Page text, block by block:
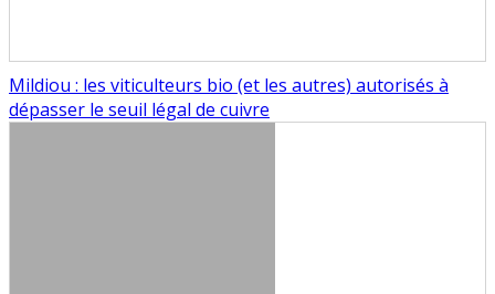
Mildiou : les viticulteurs bio (et les autres) autorisés à
dépasser le seuil légal de cuivre